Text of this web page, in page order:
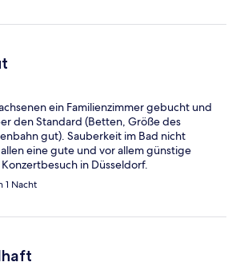
ein Familienzimmer gebucht und
den Standard (Betten, Größe des
gut). Sauberkeit im Bad nicht
eine gute und vor allem günstige
in Düsseldorf.
1 Nacht